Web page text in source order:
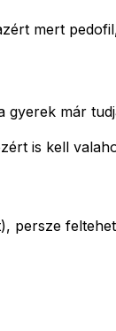
mert
gyerek már
is kell
persze